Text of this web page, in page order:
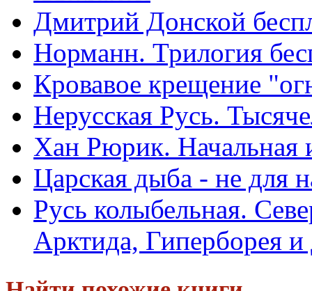
Дмитрий Донской
Норманн. Трилогия
Кровавое крещение
Нерусская Русь.
Xан Pюpик. Hачальная
Царская дыба - не для
Русь колыбельная.
Арктида, Гиперборея